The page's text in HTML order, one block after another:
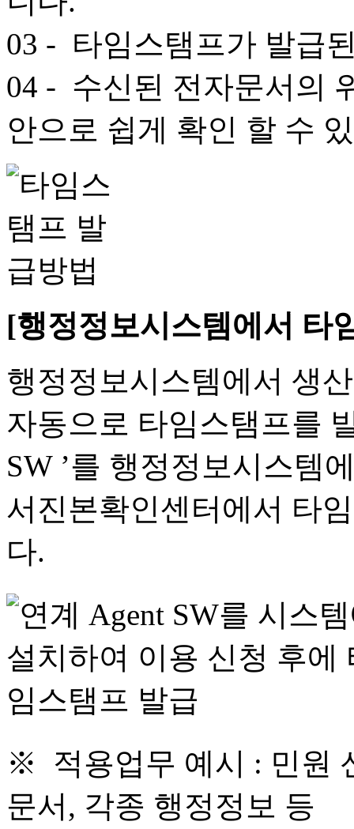
03 - 타임스탬프가 발급
04 - 수신된 전자문서의
안으로 쉽게 확인 할 수
[행정정보시스템에서 타
행정정보시스템에서 생
자동으로 타임스탬프를
SW ’를 행정정보시스템
서진본확인센터에서 타
다.
※ 적용업무 예시 : 민원
문서, 각종 행정정보 등